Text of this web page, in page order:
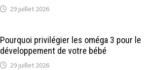
29 juillet 2026
Pourquoi privilégier les oméga 3 pour le
développement de votre bébé
29 juillet 2026